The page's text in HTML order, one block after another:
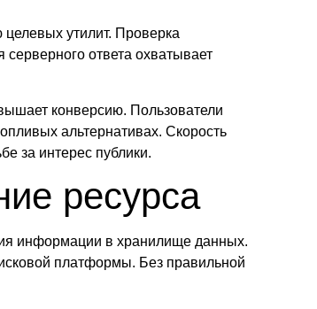
утилит. Проверка
ответа охватывает
конверсию. Пользователи
альтернативах. Скорость
за интерес публики.
ресурса
информации в хранилище данных.
платформы. Без правильной